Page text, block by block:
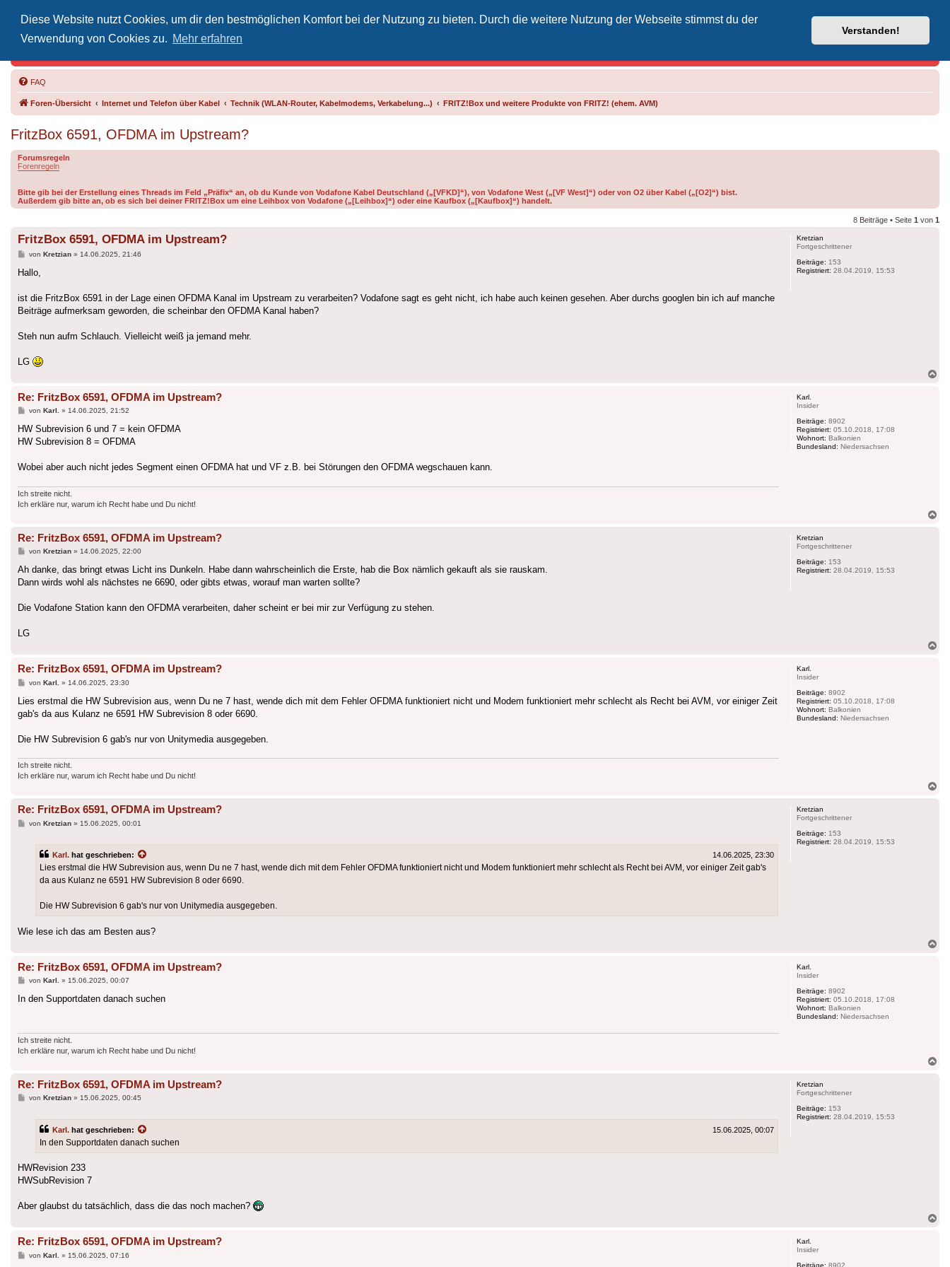
Diese Website nutzt Cookies, um dir den bestmöglichen Komfort bei der Nutzung zu bieten. Durch die weitere Nutzung der Webseite stimmst du der
Verwendung von Cookies zu. Mehr erfahren
Verstanden!
Vodafone-Kabel-Helpdesk
FAQ
Foren-Übersicht Internet und Telefon über Kabel Technik (WLAN-Router, Kabelmodems, Verkabelung...) FRITZ!Box und weitere Produkte von FRITZ! (ehem. AVM)
FritzBox 6591, OFDMA im Upstream?
Forumsregeln
Forenregeln
Bitte gib bei der Erstellung eines Threads im Feld „Präfix“ an, ob du Kunde von Vodafone Kabel Deutschland („[VFKD]“), von Vodafone West („[VF West]“) oder von O2 über Kabel („[O2]“) bist.
Außerdem gib bitte an, ob es sich bei deiner FRITZ!Box um eine Leihbox von Vodafone („[Leihbox]“) oder eine Kaufbox („[Kaufbox]“) handelt.
8 Beiträge • Seite 1 von 1
Kretzian
Fortgeschrittener
Beiträge: 153
Registriert: 28.04.2019, 15:53
FritzBox 6591, OFDMA im Upstream?
Beitrag
von Kretzian» 14.06.2025, 21:46
Hallo,
ist die FritzBox 6591 in der Lage einen OFDMA Kanal im Upstream zu verarbeiten? Vodafone sagt es geht nicht, ich habe auch keinen gesehen. Aber durchs googlen bin ich auf manche
Beiträge aufmerksam geworden, die scheinbar den OFDMA Kanal haben?
Steh nun aufm Schlauch. Vielleicht weiß ja jemand mehr.
LG
Karl.
Insider
Beiträge: 8902
Registriert: 05.10.2018, 17:08
Wohnort: Balkonien
Bundesland: Niedersachsen
Re: FritzBox 6591, OFDMA im Upstream?
Beitrag
von Karl. » 14.06.2025, 21:52
HW Subrevision 6 und 7 = kein OFDMA
HW Subrevision 8 = OFDMA
Wobei aber auch nicht jedes Segment einen OFDMA hat und VF z.B. bei Störungen den OFDMA wegschauen kann.
Ich streite nicht.
Ich erkläre nur, warum ich Recht habe und Du nicht!
Kretzian
Fortgeschrittener
Beiträge: 153
Registriert: 28.04.2019, 15:53
Re: FritzBox 6591, OFDMA im Upstream?
Beitrag
von Kretzian» 14.06.2025, 22:00
Ah danke, das bringt etwas Licht ins Dunkeln. Habe dann wahrscheinlich die Erste, hab die Box nämlich gekauft als sie rauskam.
Dann wirds wohl als nächstes ne 6690, oder gibts etwas, worauf man warten sollte?
Die Vodafone Station kann den OFDMA verarbeiten, daher scheint er bei mir zur Verfügung zu stehen.
LG
Karl.
Insider
Beiträge: 8902
Registriert: 05.10.2018, 17:08
Wohnort: Balkonien
Bundesland: Niedersachsen
Re: FritzBox 6591, OFDMA im Upstream?
Beitrag
von Karl. » 14.06.2025, 23:30
Lies erstmal die HW Subrevision aus, wenn Du ne 7 hast, wende dich mit dem Fehler OFDMA funktioniert nicht und Modem funktioniert mehr schlecht als Recht bei AVM, vor einiger Zeit
gab's da aus Kulanz ne 6591 HW Subrevision 8 oder 6690.
Die HW Subrevision 6 gab's nur von Unitymedia ausgegeben.
Ich streite nicht.
Ich erkläre nur, warum ich Recht habe und Du nicht!
Kretzian
Fortgeschrittener
Beiträge: 153
Registriert: 28.04.2019, 15:53
Re: FritzBox 6591, OFDMA im Upstream?
Beitrag
von Kretzian» 15.06.2025, 00:01
Karl. hat geschrieben: 14.06.2025, 23:30
Lies erstmal die HW Subrevision aus, wenn Du ne 7 hast, wende dich mit dem Fehler OFDMA funktioniert nicht und Modem funktioniert mehr schlecht als Recht bei AVM, vor einiger Zeit gab's
da aus Kulanz ne 6591 HW Subrevision 8 oder 6690.
Die HW Subrevision 6 gab's nur von Unitymedia ausgegeben.
Wie lese ich das am Besten aus?
Karl.
Insider
Beiträge: 8902
Registriert: 05.10.2018, 17:08
Wohnort: Balkonien
Bundesland: Niedersachsen
Re: FritzBox 6591, OFDMA im Upstream?
Beitrag
von Karl. » 15.06.2025, 00:07
In den Supportdaten danach suchen
Ich streite nicht.
Ich erkläre nur, warum ich Recht habe und Du nicht!
Kretzian
Fortgeschrittener
Beiträge: 153
Registriert: 28.04.2019, 15:53
Re: FritzBox 6591, OFDMA im Upstream?
Beitrag
von Kretzian» 15.06.2025, 00:45
Karl. hat geschrieben: 15.06.2025, 00:07
In den Supportdaten danach suchen
HWRevision 233
HWSubRevision 7
Aber glaubst du tatsächlich, dass die das noch machen?
Karl.
Insider
Beiträge: 8902
Re: FritzBox 6591, OFDMA im Upstream?
Beitrag
von Karl. » 15.06.2025, 07:16